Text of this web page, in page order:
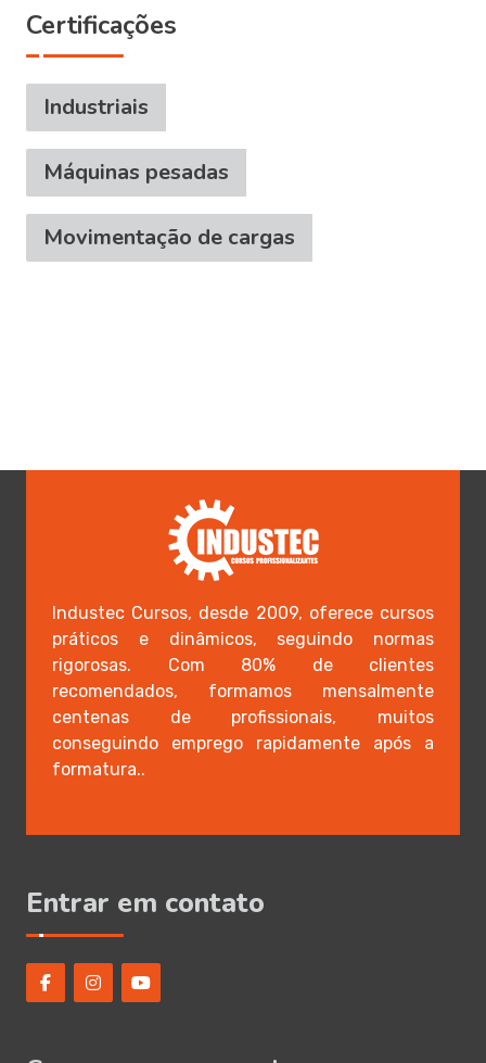
Certificações
Industriais
Máquinas pesadas
Movimentação de cargas
Industec Cursos, desde 2009, oferece cursos
práticos e dinâmicos, seguindo normas
rigorosas. Com 80% de clientes
recomendados, formamos mensalmente
centenas de profissionais, muitos
conseguindo emprego rapidamente após a
formatura..
Entrar em contato